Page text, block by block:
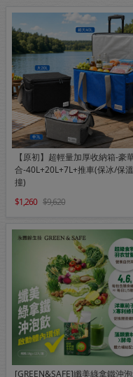
【原初】超輕量加厚收納箱-豪
合-40L+20L+7L+推車(保冰/保
撞)
1,260
9,620
[GREEN&SAFE]纖美綠拿鐵沖